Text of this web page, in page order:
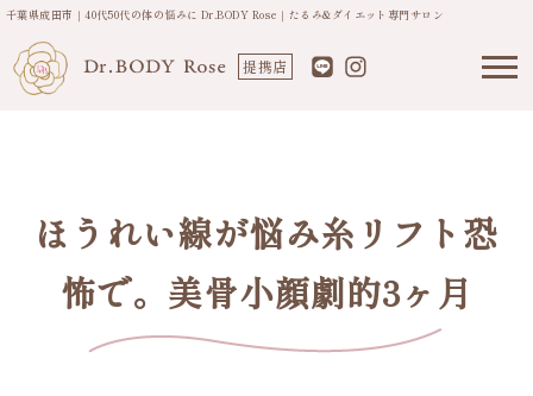
千葉県成田市｜40代50代の体の悩みに Dr.BODY Rose｜たるみ&ダイエット専門サロン
提携店
ほうれい線が悩み糸リフト恐
怖で。美骨小顔劇的3ヶ月